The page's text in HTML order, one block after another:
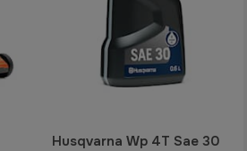
Husqvarna Wp 4T Sae 30